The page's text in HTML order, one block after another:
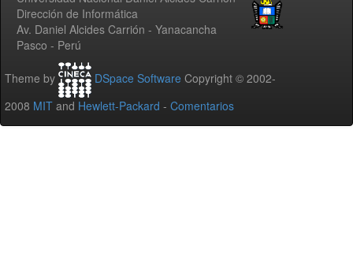
Dirección de Informática
Av. Daniel Alcides Carrión - Yanacancha
Pasco - Perú
Theme by DSpace Software Copyright © 2002-
2008 MIT and Hewlett-Packard - Comentarios